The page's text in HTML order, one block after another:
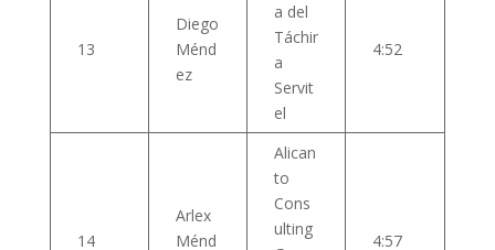
13
Diego
Ménd
ez
a del
Táchir
a
Servit
el
4:52
14
Arlex
Ménd
Alican
to
Cons
ulting
4:57